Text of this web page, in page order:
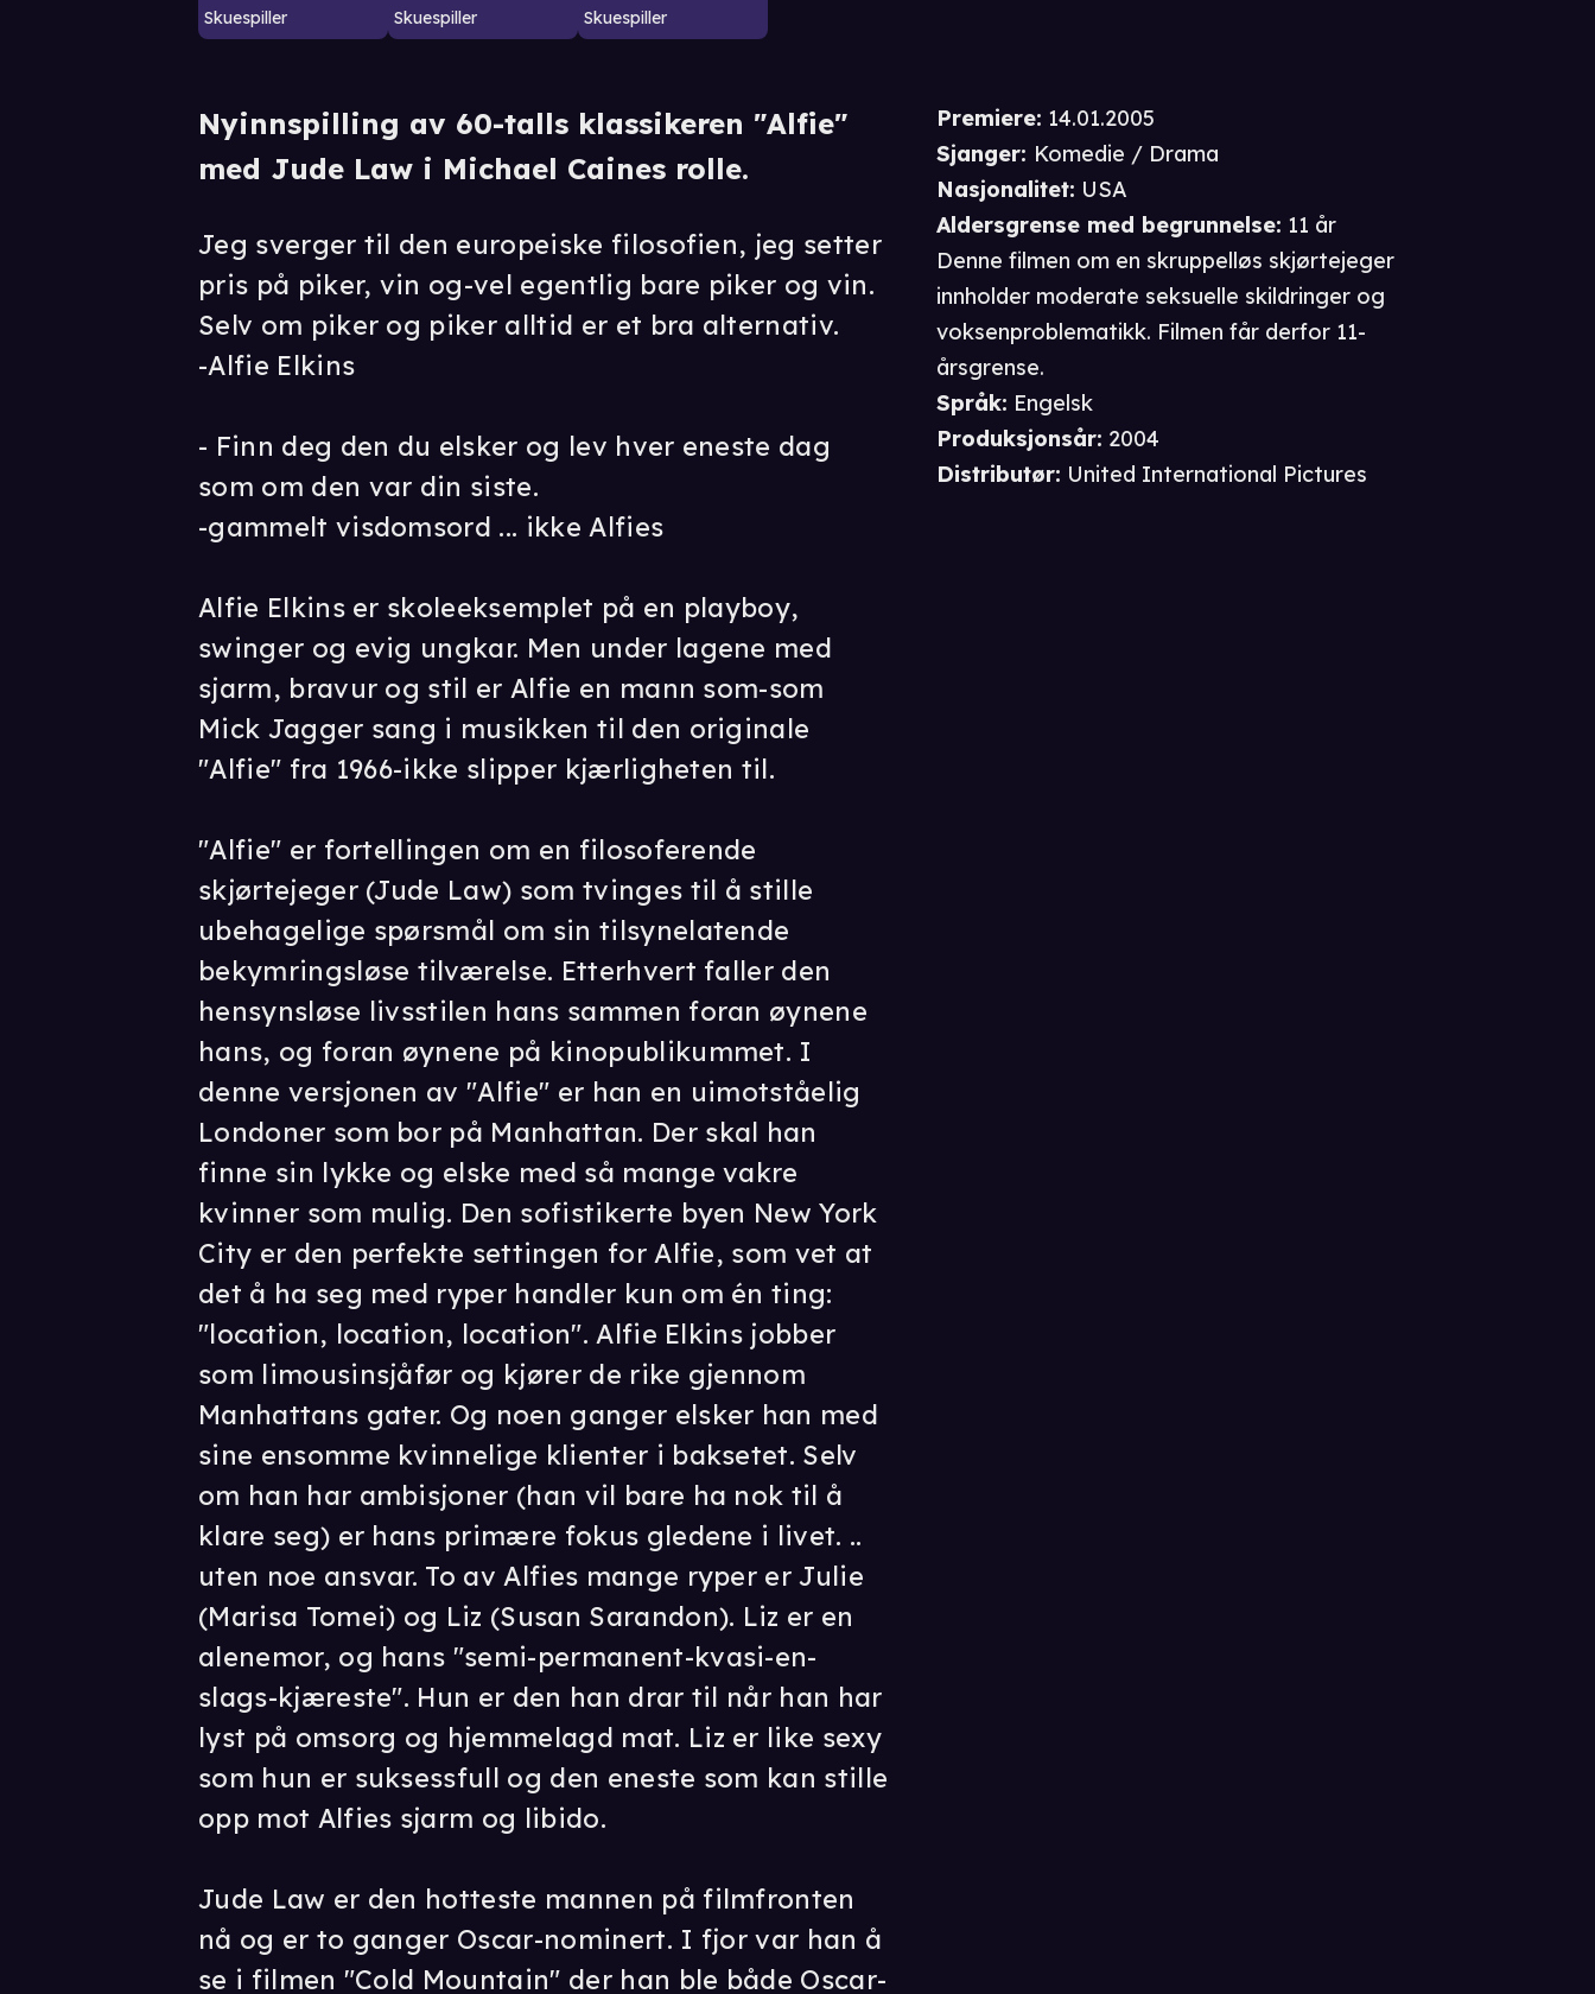
Skuespiller Skuespiller Skuespiller
Premiere: 14.01.2005
Sjanger: Komedie / Drama
Nasjonalitet: USA
Aldersgrense med begrunnelse: 11 år
Denne filmen om en skruppelløs skjørtejeger
innholder moderate seksuelle skildringer og
voksenproblematikk. Filmen får derfor 11-
årsgrense.
Språk: Engelsk
Produksjonsår: 2004
Distributør: United International Pictures
Nyinnspilling av 60-talls klassikeren "Alfie"
med Jude Law i Michael Caines rolle.
Jeg sverger til den europeiske filosofien, jeg setter
pris på piker, vin og-vel egentlig bare piker og vin.
Selv om piker og piker alltid er et bra alternativ.
-Alfie Elkins
- Finn deg den du elsker og lev hver eneste dag
som om den var din siste.
-gammelt visdomsord ... ikke Alfies
Alfie Elkins er skoleeksemplet på en playboy,
swinger og evig ungkar. Men under lagene med
sjarm, bravur og stil er Alfie en mann som-som
Mick Jagger sang i musikken til den originale
"Alfie" fra 1966-ikke slipper kjærligheten til.
"Alfie" er fortellingen om en filosoferende
skjørtejeger (Jude Law) som tvinges til å stille
ubehagelige spørsmål om sin tilsynelatende
bekymringsløse tilværelse. Etterhvert faller den
hensynsløse livsstilen hans sammen foran øynene
hans, og foran øynene på kinopublikummet. I
denne versjonen av "Alfie" er han en uimotståelig
Londoner som bor på Manhattan. Der skal han
finne sin lykke og elske med så mange vakre
kvinner som mulig. Den sofistikerte byen New York
City er den perfekte settingen for Alfie, som vet at
det å ha seg med ryper handler kun om én ting:
"location, location, location". Alfie Elkins jobber
som limousinsjåfør og kjører de rike gjennom
Manhattans gater. Og noen ganger elsker han med
sine ensomme kvinnelige klienter i baksetet. Selv
om han har ambisjoner (han vil bare ha nok til å
klare seg) er hans primære fokus gledene i livet. ..
uten noe ansvar. To av Alfies mange ryper er Julie
(Marisa Tomei) og Liz (Susan Sarandon). Liz er en
alenemor, og hans "semi-permanent-kvasi-en-
slags-kjæreste". Hun er den han drar til når han har
lyst på omsorg og hjemmelagd mat. Liz er like sexy
som hun er suksessfull og den eneste som kan stille
opp mot Alfies sjarm og libido.
Jude Law er den hotteste mannen på filmfronten
nå og er to ganger Oscar-nominert. I fjor var han å
se i filmen "Cold Mountain" der han ble både Oscar-